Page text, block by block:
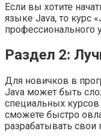
Если вы хотите
языке Java, то курс
профессионального
Раздел 2:
Для новичков в
Java может быть
специальных
сможете быстро
разрабатывать